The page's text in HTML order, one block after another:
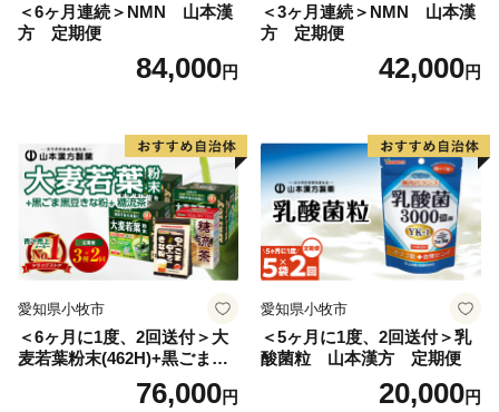
＜6ヶ月連続＞NMN 山本漢
方 定期便
84,000円
＜3ヶ月連続＞NMN 山本漢
方 定期便
42,000円
愛知県小牧市
＜6ヶ月に1度、2回送付＞大
麦若葉粉末(462H)+黒ごま黒
豆きな粉+ 糖流茶 山本漢
76,000円
愛知県小牧市
＜5ヶ月に1度、2回送付＞乳
酸菌粒 山本漢方 定期便
20,000円